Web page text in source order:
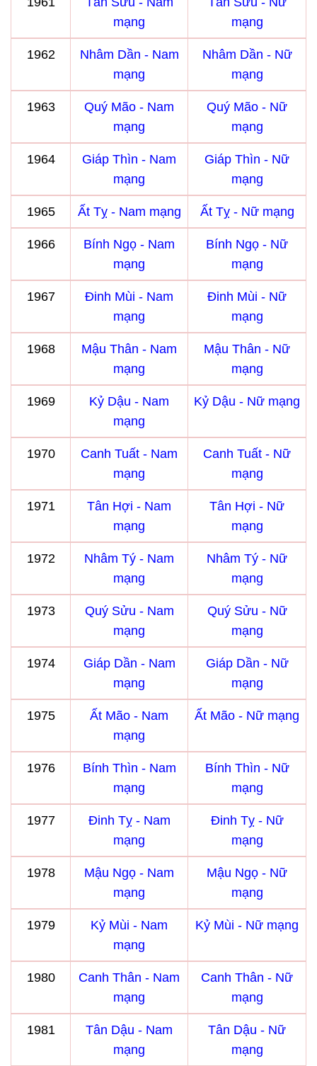
mạng
mạng
1962
Nhâm Dần - Nam
mạng
Nhâm Dần - Nữ
mạng
1963
Quý Mão - Nam
mạng
Quý Mão - Nữ
mạng
1964
Giáp Thìn - Nam
mạng
Giáp Thìn - Nữ
mạng
1965 Ất Tỵ - Nam mạng Ất Tỵ - Nữ mạng
1966
Bính Ngọ - Nam
mạng
Bính Ngọ - Nữ
mạng
1967
Đinh Mùi - Nam
mạng
Đinh Mùi - Nữ
mạng
1968
Mậu Thân - Nam
mạng
Mậu Thân - Nữ
mạng
1969
Kỷ Dậu - Nam
mạng
Kỷ Dậu - Nữ mạng
1970
Canh Tuất - Nam
mạng
Canh Tuất - Nữ
mạng
1971
Tân Hợi - Nam
mạng
Tân Hợi - Nữ
mạng
1972
Nhâm Tý - Nam
mạng
Nhâm Tý - Nữ
mạng
1973
Quý Sửu - Nam
mạng
Quý Sửu - Nữ
mạng
1974
Giáp Dần - Nam
mạng
Giáp Dần - Nữ
mạng
1975
Ất Mão - Nam
mạng
Ất Mão - Nữ mạng
1976
Bính Thìn - Nam
mạng
Bính Thìn - Nữ
mạng
1977
Đinh Tỵ - Nam
mạng
Đinh Tỵ - Nữ
mạng
1978
Mậu Ngọ - Nam
mạng
Mậu Ngọ - Nữ
mạng
1979
Kỷ Mùi - Nam
mạng
Kỷ Mùi - Nữ mạng
1980
Canh Thân - Nam
mạng
Canh Thân - Nữ
mạng
1981
Tân Dậu - Nam
mạng
Tân Dậu - Nữ
mạng